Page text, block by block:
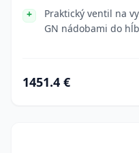
Praktický ventil na
GN nádobami do
1451.4 €